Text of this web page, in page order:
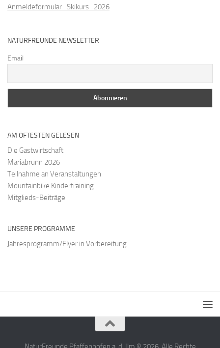
Anmeldeformular_Skikurs_2026
NATURFREUNDE NEWSLETTER
Email
AM ÖFTESTEN GELESEN
Die Gastwirtschaft
Mariabrunn 2026
Teilnahme an Veranstaltungen
Mountainbike Kindertraining
Mitglieds-Beiträge
UNSERE PROGRAMME
Jahresprogramm/Flyer in Vorbereitung.